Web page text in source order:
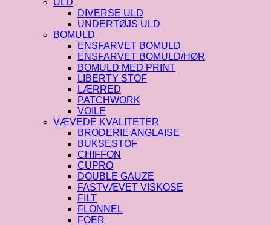
DIVERSE ULD
UNDERTØJS ULD
BOMULD
ENSFARVET BOMULD
ENSFARVET BOMULD/HØR
BOMULD MED PRINT
LIBERTY STOF
LÆRRED
PATCHWORK
VOILE
VÆVEDE KVALITETER
BRODERIE ANGLAISE
BUKSESTOF
CHIFFON
CUPRO
DOUBLE GAUZE
FASTVÆVET VISKOSE
FILT
FLONNEL
FOER